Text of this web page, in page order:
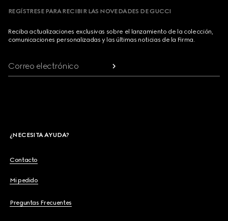
REGÍSTRESE PARA RECIBIR LAS NOVEDADES DE GUCCI
Reciba actualizaciones exclusivas sobre el lanzamiento de la colección,
comunicaciones personalizadas y las últimas noticias de la Firma.
Correo electrónico
¿NECESITA AYUDA?
Contacto
Mi pedido
Preguntas Frecuentes